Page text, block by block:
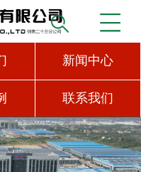
新闻中心
联系我们